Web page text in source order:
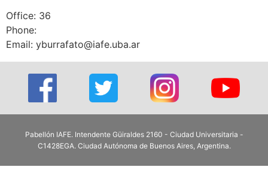
Office: 36
Phone:
Email: yburrafato@iafe.uba.ar
Pabellón IAFE. Intendente Güiraldes 2160 - Ciudad Universitaria -
C1428EGA. Ciudad Autónoma de Buenos Aires, Argentina.